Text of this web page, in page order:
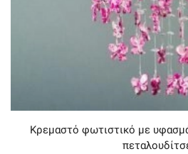
Κρεμαστό φωτιστικό με